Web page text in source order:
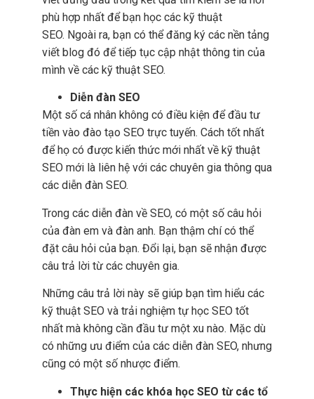
phù hợp nhất để bạn học các kỹ thuật
SEO. Ngoài ra, bạn có thể đăng ký các nền tảng
viết blog đó để tiếp tục cập nhật thông tin của
mình về các kỹ thuật SEO.
Diễn đàn SEO
Một số cá nhân không có điều kiện để đầu tư
tiền vào đào tạo SEO trực tuyến. Cách tốt nhất
để họ có được kiến thức mới nhất về kỹ thuật
SEO mới là liên hệ với các chuyên gia thông qua
các diễn đàn SEO.
Trong các diễn đàn về SEO, có một số câu hỏi
của đàn em và đàn anh. Bạn thậm chí có thể
đặt câu hỏi của bạn. Đổi lại, bạn sẽ nhận được
câu trả lời từ các chuyên gia.
Những câu trả lời này sẽ giúp bạn tìm hiểu các
kỹ thuật SEO và trải nghiệm tự học SEO tốt
nhất mà không cần đầu tư một xu nào. Mặc dù
có những ưu điểm của các diễn đàn SEO, nhưng
cũng có một số nhược điểm.
Thực hiện các khóa học SEO từ các tổ